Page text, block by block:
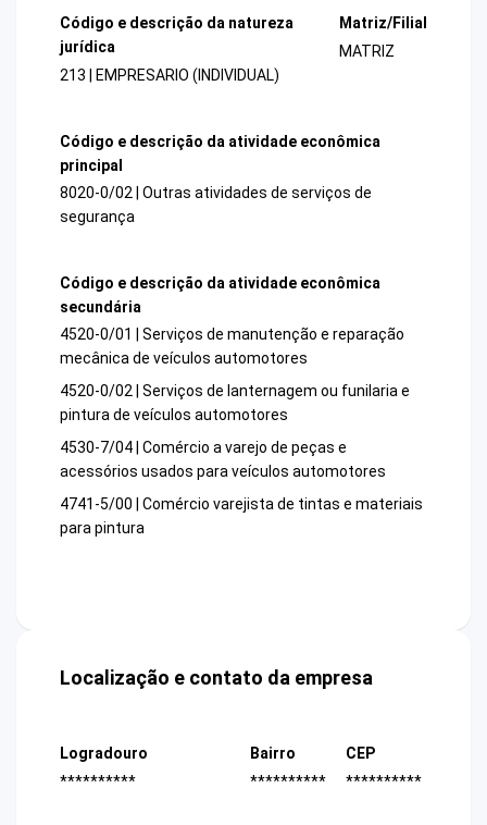
Código e descrição da natureza
jurídica
213 | EMPRESARIO (INDIVIDUAL)
Matriz/Filial
MATRIZ
Código e descrição da atividade econômica
principal
8020-0/02 | Outras atividades de serviços de
segurança
Código e descrição da atividade econômica
secundária
4520-0/01 | Serviços de manutenção e reparação
mecânica de veículos automotores
4520-0/02 | Serviços de lanternagem ou funilaria e
pintura de veículos automotores
4530-7/04 | Comércio a varejo de peças e
acessórios usados para veículos automotores
4741-5/00 | Comércio varejista de tintas e materiais
para pintura
Localização e contato da empresa
Logradouro
**********
Bairro
**********
CEP
**********